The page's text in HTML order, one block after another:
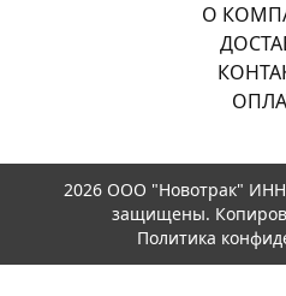
О
2026 ООО "Новотрак" ИНН
защищены.
Политика